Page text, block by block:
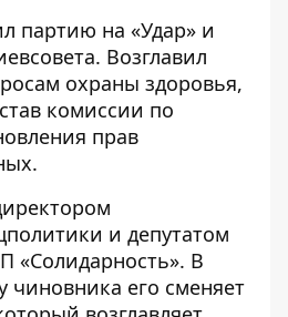
партию на «Удар» и
Возглавил
охраны здоровья,
комиссии по
прав
и депутатом
«Солидарность». В
чиновника его сменяет